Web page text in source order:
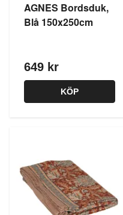
AGNES Bordsduk,
Blå 150x250cm
649 kr
KÖP